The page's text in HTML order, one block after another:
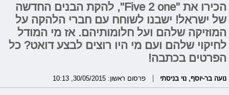
הכירו את "Five 2 one", להקת הבנים החדשה
של ישראל! ישבנו לשוחח עם חברי הלהקה על
המוזיקה שלהם ועל חלומותיהם. אז מי המודל
לחיקוי שלהם ועם מי היו רוצים לבצע דואט? כל
הפרטים בכתבה!
נועה בר-יוסף, נוי בניסתי פרסום ראשון: 30/05/2015, 10:13